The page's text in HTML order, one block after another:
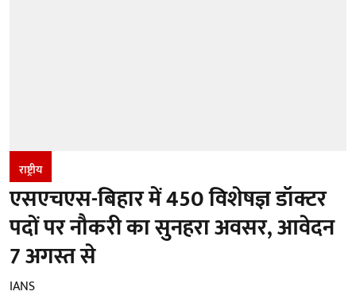
राष्ट्रीय
एसएचएस-बिहार में 450 विशेषज्ञ डॉक्टर
पदों पर नौकरी का सुनहरा अवसर, आवेदन
7 अगस्त से
IANS